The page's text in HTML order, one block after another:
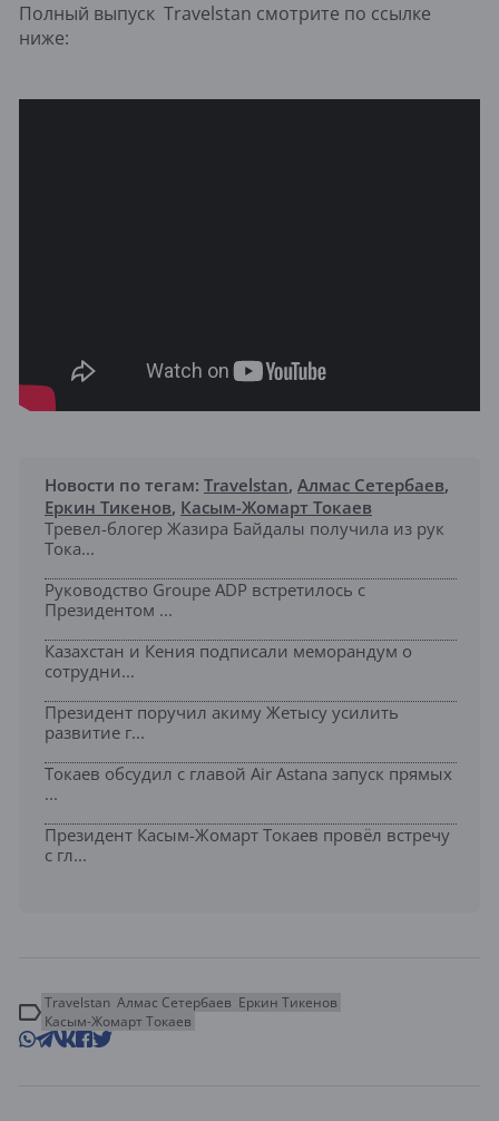
Полный выпуск Travelstan смотрите по ссылке
ниже:
Новости по тегам: Travelstan, Алмас Сетербаев,
Еркин Тикенов, Касым-Жомарт Токаев
Тревел-блогер Жазира Байдалы получила из рук
Тока...
Руководство Groupe ADP встретилось с
Президентом ...
Казахстан и Кения подписали меморандум о
сотрудни...
Президент поручил акиму Жетысу усилить
развитие г...
Токаев обсудил с главой Air Astana запуск прямых
...
Президент Касым-Жомарт Токаев провёл встречу
с гл...
Travelstan Алмас Сетербаев Еркин Тикенов
Касым-Жомарт Токаев